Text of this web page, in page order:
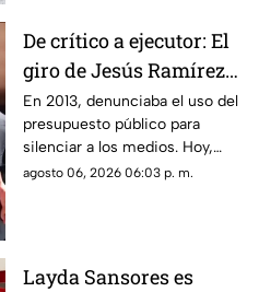
De crítico a ejecutor: El
giro de Jesús Ramírez
Cuevas sobre la
censura y la publicidad
oficial
En 2013, denunciaba el uso del
presupuesto público para
silenciar a los medios. Hoy,
Jesús Ramírez Cuevas es
agosto 06, 2026 06:03 p. m.
Layda Sansores es